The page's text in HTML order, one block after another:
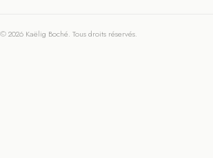
© 2026 Kaëlig Boché. Tous droits réservés.